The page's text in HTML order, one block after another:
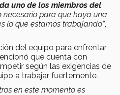
uno de los miembros del
necesario para que haya una
lo que estamos trabajando”,
del equipo para enfrentar
que cuenta con
según las exigencias de
a trabajar fuertemente.
en este momento es